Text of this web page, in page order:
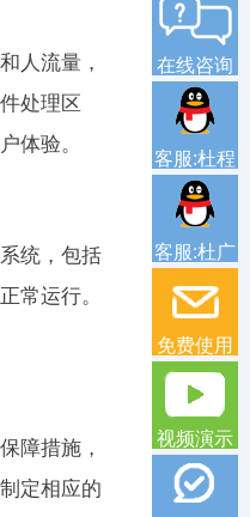
人流量，
处理区
体验。
统，包括
常运行。
障措施，
定相应的
在线咨询
客服:杜程
客服:杜广
免费使用
视频演示